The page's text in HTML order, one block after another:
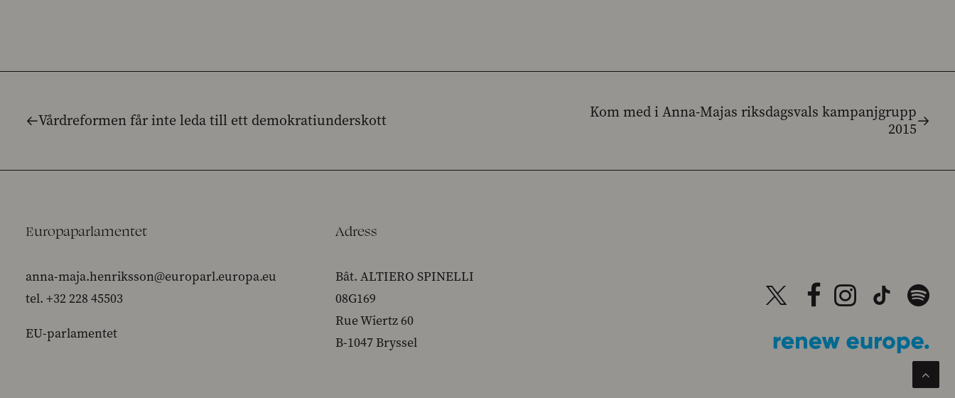
Vårdreformen får inte leda till ett demokratiunderskott
Kom med i Anna-Majas riksdagsvals kampanjgrupp
2015
Europaparlamentet
anna-maja.henriksson@europarl.europa.eu
tel. +32 228 45503
EU-parlamentet
Adress
Bât. ALTIERO SPINELLI
08G169
Rue Wiertz 60
B-1047 Bryssel